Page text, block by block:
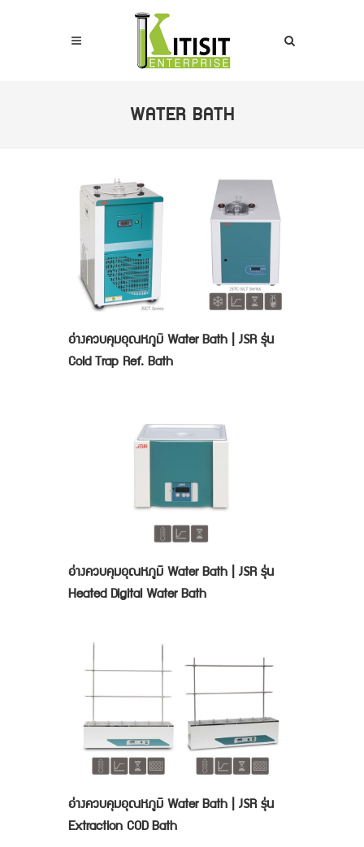
WATER BATH
อ่างควบคุมอุณหภูมิ Water Bath | JSR รุ่น
Cold Trap Ref. Bath
อ่างควบคุมอุณหภูมิ Water Bath | JSR รุ่น
Heated Digital Water Bath
อ่างควบคุมอุณหภูมิ Water Bath | JSR รุ่น
Extraction COD Bath